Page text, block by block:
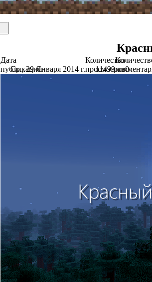
Дата
публикации
Ср., 29 Января 2014 г.
Количество
просмотров
11499 0